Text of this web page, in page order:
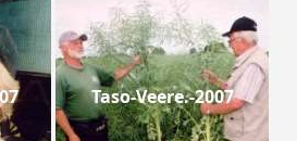
Taso-Veere.-2007